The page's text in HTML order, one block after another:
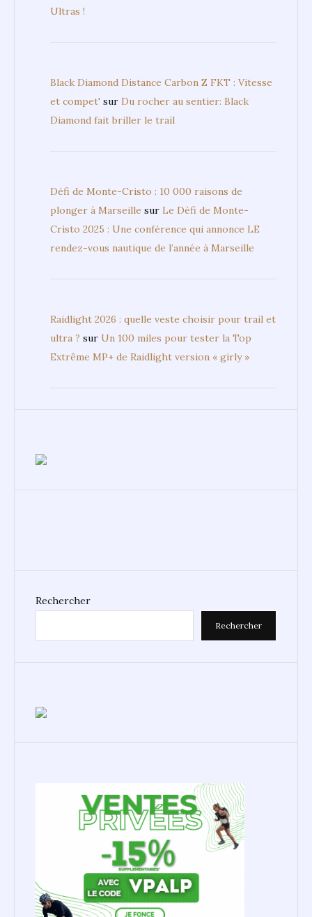
Ultras !
Black Diamond Distance Carbon Z FKT : Vitesse
et compet' sur Du rocher au sentier: Black
Diamond fait briller le trail
Défi de Monte-Cristo : 10 000 raisons de
plonger à Marseille sur Le Défi de Monte-
Cristo 2025 : Une conférence qui annonce LE
rendez-vous nautique de l’année à Marseille
Raidlight 2026 : quelle veste choisir pour trail et
ultra ? sur Un 100 miles pour tester la Top
Extrême MP+ de Raidlight version « girly »
Rechercher
Rechercher